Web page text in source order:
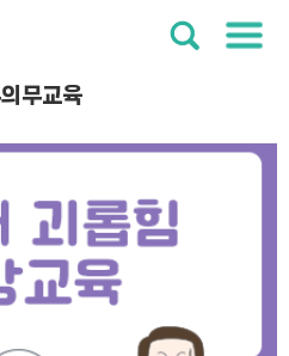
무교육